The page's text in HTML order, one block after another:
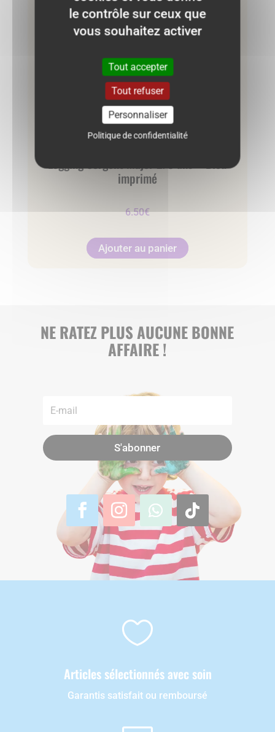
Legging Sergent Major 2/3 ans – Bleu
imprimé
6.50€
Ajouter au panier
NE RATEZ PLUS AUCUNE BONNE
AFFAIRE !
S'abonner

Articles sélectionnés avec soin
Garantis satisfait ou remboursé
le contrôle sur ceux que
vous souhaitez activer
Tout accepter
Tout refuser
Personnaliser
Politique de confidentialité